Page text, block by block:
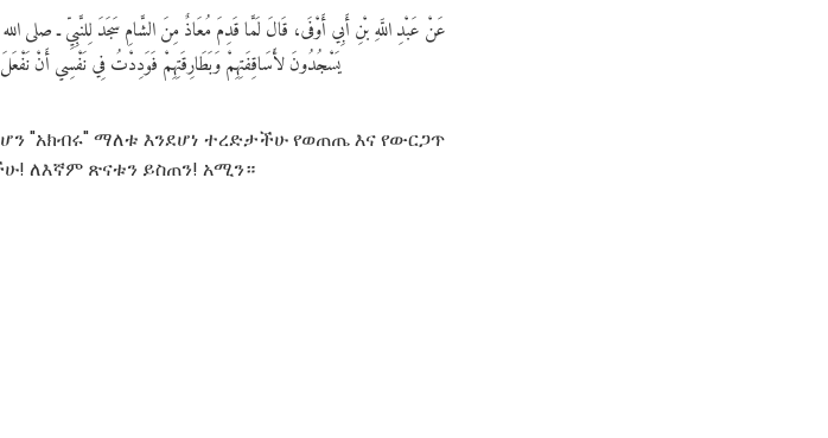
عَنْعَبْدِاللَّهِبْنِأَبِيأَوْفَى،قَالَلَمَّاقَدِمَمُعَاذٌمِنَالشَّامِسَجَدَلِلنَّبِيِّـصلىالله
يَسْجُدُونَلأَسَاقِفَتِهِمْوَبَطَارِقَتِهِمْفَوَدِدْتُفِينَفْسِيأَنْنَفْعَلَ
"አክብሩ" ማለቱ እንደሆነ ተረድታችሁ የወጠጤ እና የውርጋጥ
ለእኛም ጽናቱን ይስጠን! አሚን።